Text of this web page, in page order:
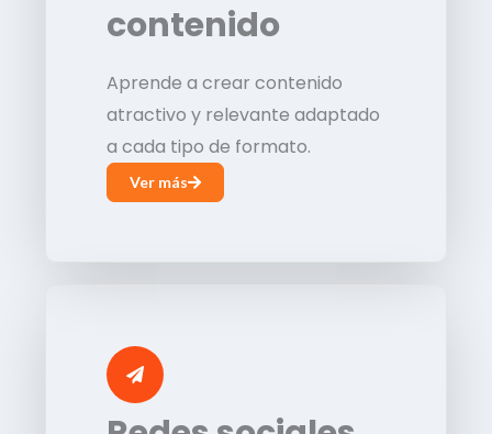
contenido
Aprende a crear contenido
atractivo y relevante adaptado
a cada tipo de formato.
Ver más